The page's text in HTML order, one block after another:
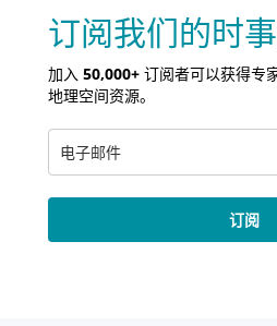
订阅我们的时
加入 50,000+ 订阅者可以获得专
地理空间资源。
订阅